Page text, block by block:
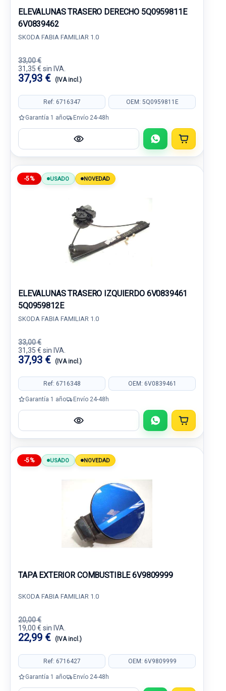
ELEVALUNAS TRASERO DERECHO 5Q0959811E
6V0839462
SKODA FABIA FAMILIAR 1.0
33,00 €
31,35 € sin IVA.
37,93 € (IVA incl.)
Ref: 6716347 OEM: 5Q0959811E
Garantía 1 año Envío 24-48h
-5% USADO NOVEDAD
ELEVALUNAS TRASERO IZQUIERDO 6V0839461
5Q0959812E
SKODA FABIA FAMILIAR 1.0
33,00 €
31,35 € sin IVA.
37,93 € (IVA incl.)
Ref: 6716348 OEM: 6V0839461
Garantía 1 año Envío 24-48h
-5% USADO NOVEDAD
TAPA EXTERIOR COMBUSTIBLE 6V9809999
SKODA FABIA FAMILIAR 1.0
20,00 €
19,00 € sin IVA.
22,99 € (IVA incl.)
Ref: 6716427 OEM: 6V9809999
Garantía 1 año Envío 24-48h